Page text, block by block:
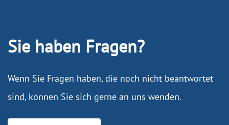
Sie haben Fragen?
Wenn Sie Fragen haben, die noch nicht beantwortet
sind, können Sie sich gerne an uns wenden.